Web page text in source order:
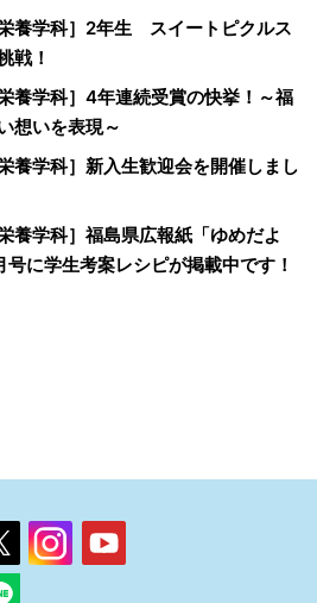
栄養学科］2年生 スイートピクルス
戦！
栄養学科］4年連続受賞の快挙！～福
想いを表現～
栄養学科］新入生歓迎会を開催しまし
栄養学科］福島県広報紙「ゆめだよ
号に学生考案レシピが掲載中です！